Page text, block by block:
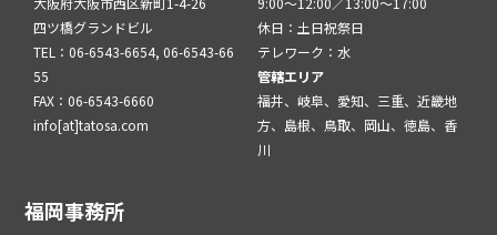
四ツ橋グランドビル
TEL：06-6543-6654, 06-6543-66
55
FAX：06-6543-6660
info[at]tatosa.com
休日：土日祝祭日
テレワーク：水
管轄エリア
福井、岐阜、愛知、三重、近畿地
方、島根、鳥取、岡山、徳島、香
川
福岡事務所